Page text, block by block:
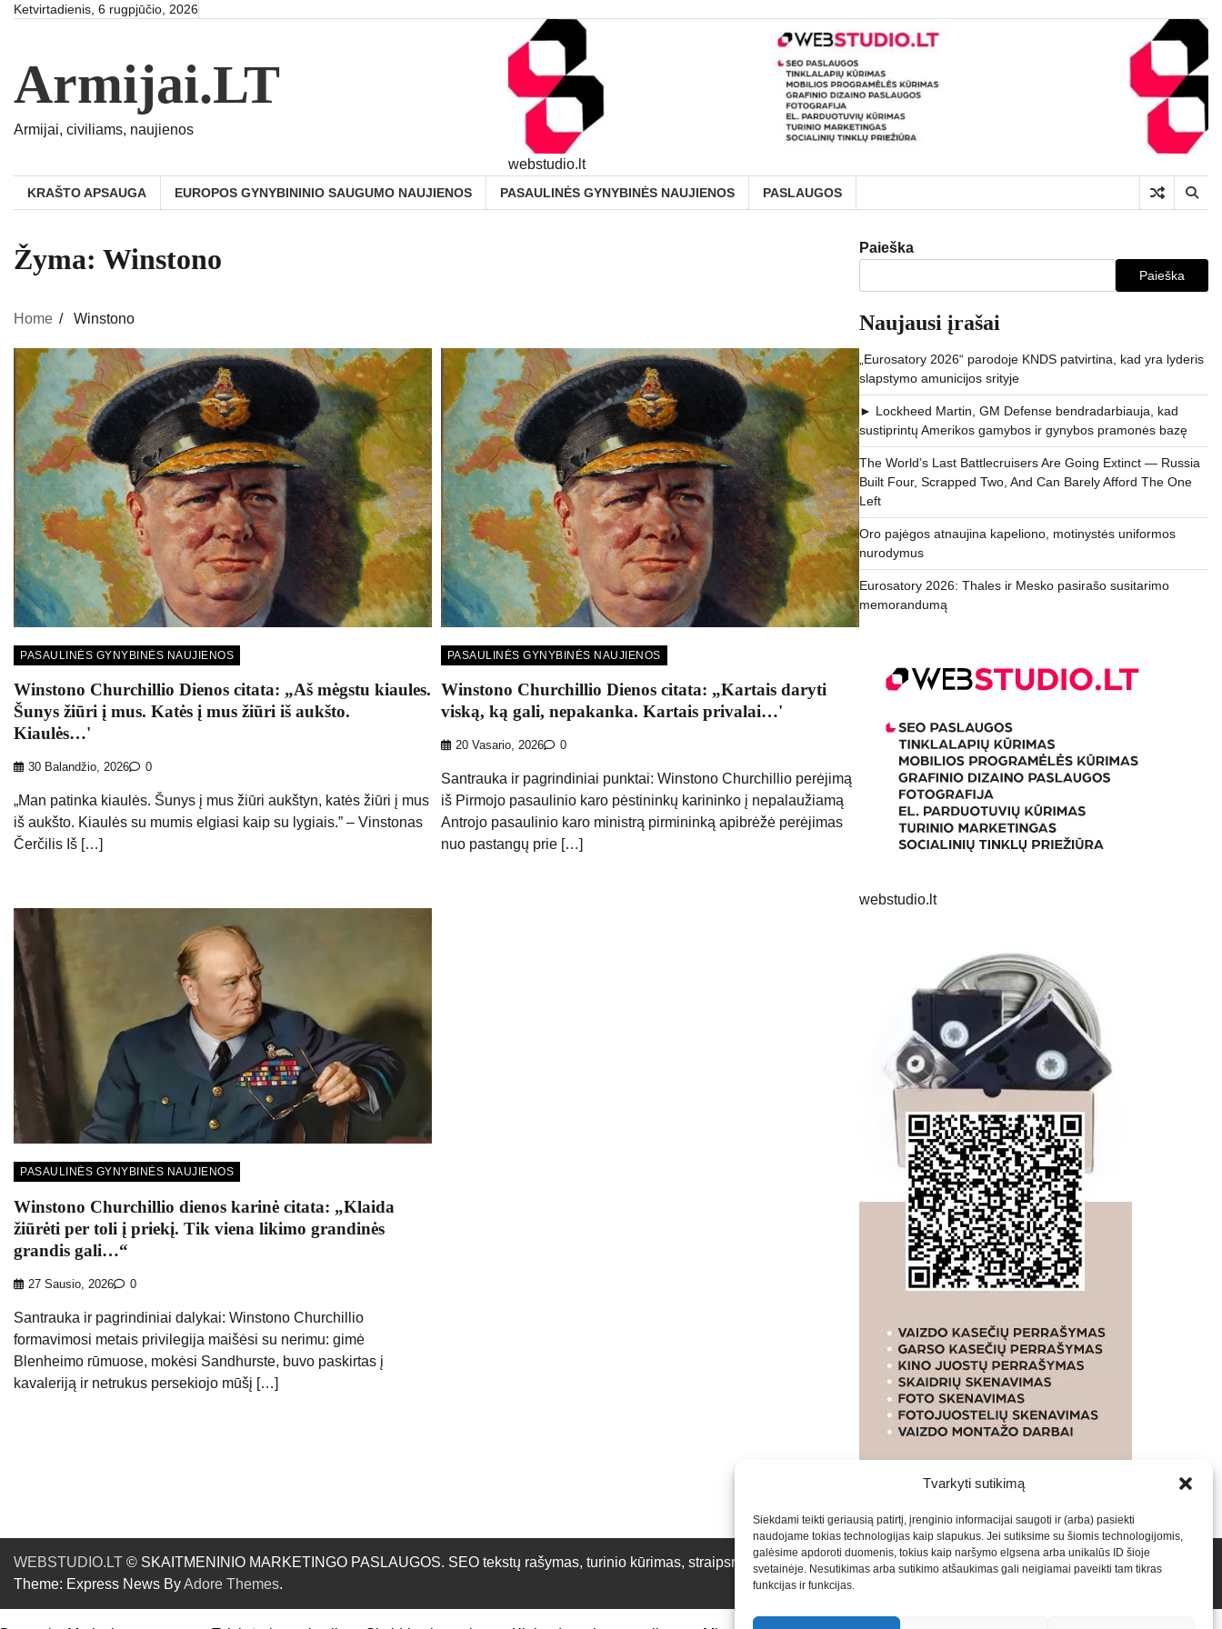
Tvarkyti sutikimą
Siekdami teikti geriausią patirtį, įrenginio informacijai saugoti ir (arba) pasiekti
naudojame tokias technologijas kaip slapukus. Jei sutiksime su šiomis technologijomis,
galėsime apdoroti duomenis, tokius kaip naršymo elgsena arba unikalūs ID šioje
svetainėje. Nesutikimas arba sutikimo atšaukimas gali neigiamai paveikti tam tikras
funkcijas ir funkcijas.
SkipKetvirtadienis, 6 rugpjūčio, 2026
Armijai.LT
Armijai, civiliams, naujienos
webstudio.lt
KRAŠTO APSAUGA EUROPOS GYNYBININIO SAUGUMO NAUJIENOS PASAULINĖS GYNYBINĖS NAUJIENOS PASLAUGOS
Žyma: Winstono
Home Winstono
PASAULINĖS GYNYBINĖS NAUJIENOS
Winstono Churchillio Dienos citata: „Aš mėgstu kiaules.
Šunys žiūri į mus. Katės į mus žiūri iš aukšto.
Kiaulės…'
30 Balandžio, 2026 0
„Man patinka kiaulės. Šunys į mus žiūri aukštyn, katės žiūri į mus
iš aukšto. Kiaulės su mumis elgiasi kaip su lygiais.” – Vinstonas
Čerčilis Iš […]
PASAULINĖS GYNYBINĖS NAUJIENOS
Winstono Churchillio Dienos citata: „Kartais daryti
viską, ką gali, nepakanka. Kartais privalai…'
20 Vasario, 2026 0
Santrauka ir pagrindiniai punktai: Winstono Churchillio perėjimą
iš Pirmojo pasaulinio karo pėstininkų karininko į nepalaužiamą
Antrojo pasaulinio karo ministrą pirmininką apibrėžė perėjimas
nuo pastangų prie […]
PASAULINĖS GYNYBINĖS NAUJIENOS
Winstono Churchillio dienos karinė citata: „Klaida
žiūrėti per toli į priekį. Tik viena likimo grandinės
grandis gali…“
27 Sausio, 2026 0
Santrauka ir pagrindiniai dalykai: Winstono Churchillio
formavimosi metais privilegija maišėsi su nerimu: gimė
Blenheimo rūmuose, mokėsi Sandhurste, buvo paskirtas į
kavaleriją ir netrukus persekiojo mūšį […]
Paieška
Paieška
Naujausi įrašai
„Eurosatory 2026“ parodoje KNDS patvirtina, kad yra lyderis
slapstymo amunicijos srityje
► Lockheed Martin, GM Defense bendradarbiauja, kad
sustiprintų Amerikos gamybos ir gynybos pramonės bazę
The World’s Last Battlecruisers Are Going Extinct — Russia
Built Four, Scrapped Two, And Can Barely Afford The One
Left
Oro pajėgos atnaujina kapeliono, motinystės uniformos
nurodymus
Eurosatory 2026: Thales ir Mesko pasirašo susitarimo
memorandumą
webstudio.lt
WEBSTUDIO.LT © SKAITMENINIO MARKETINGO PASLAUGOS. SEO tekstų rašymas, turinio kūrimas, straipsnių rašymas ir talpinimas į mūsų valdomas svetaines.2026Armijai.LT
Theme: Express News ByAdore Themes.